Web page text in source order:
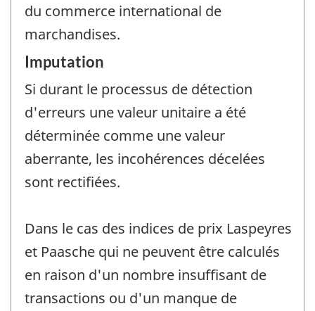
du commerce international de
marchandises.
Imputation
Si durant le processus de détection
d'erreurs une valeur unitaire a été
déterminée comme une valeur
aberrante, les incohérences décelées
sont rectifiées.
Dans le cas des indices de prix Laspeyres
et Paasche qui ne peuvent être calculés
en raison d'un nombre insuffisant de
transactions ou d'un manque de